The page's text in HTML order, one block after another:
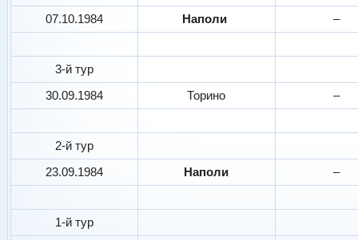
07.10.1984
Наполи –
3-й тур
30.09.1984
Торино –
2-й тур
23.09.1984
Наполи –
1-й тур